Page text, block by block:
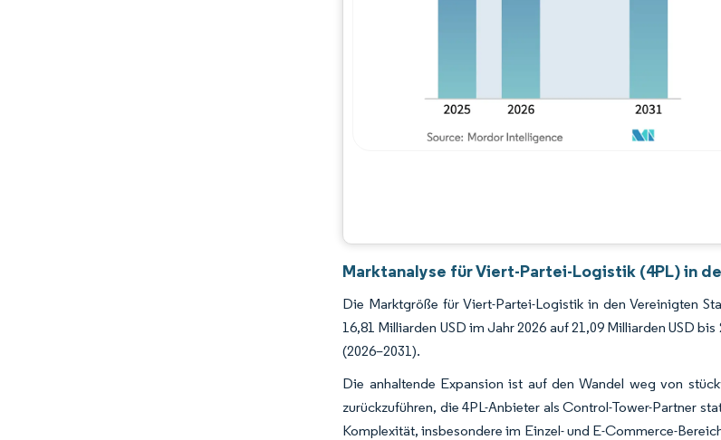
Marktanalyse für Viert-Partei-Logistik (4PL) in
Die Marktgröße für Viert-Partei-Logistik in den Vereinigten
16,81 Milliarden USD im Jahr 2026 auf 21,09 Milliarden USD
(2026–2031).
Die anhaltende Expansion ist auf den Wandel weg von
zurückzuführen, die 4PL-Anbieter als Control-Tower-Partner
Komplexität, insbesondere im Einzel- und E-Commerce-